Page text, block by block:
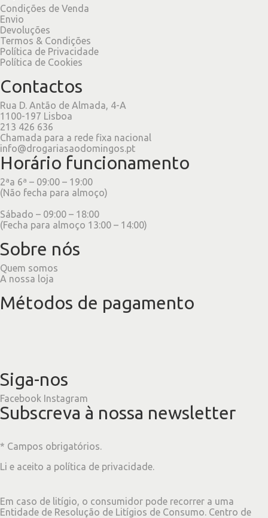
Condições de Venda
Envio
Devoluções
Termos & Condições
Política de Privacidade
Política de Cookies
Contactos
Rua D. Antão de Almada, 4-A
1100-197 Lisboa
213 426 636
Chamada para a rede fixa nacional
info@drogariasaodomingos.pt
Horário funcionamento
2ªa 6ª – 09:00 – 19:00
(Não fecha para almoço)
Sábado – 09:00 – 18:00
(Fecha para almoço 13:00 – 14:00)
Sobre nós
Quem somos
A nossa loja
Métodos de pagamento
Siga-nos
Facebook Instagram
Subscreva à nossa newsletter
* Campos obrigatórios.
Li e aceito a política de privacidade
Em caso de litígio, o consumidor pode recorrer a uma
Entidade de Resolução de Litígios de Consumo. Centro de